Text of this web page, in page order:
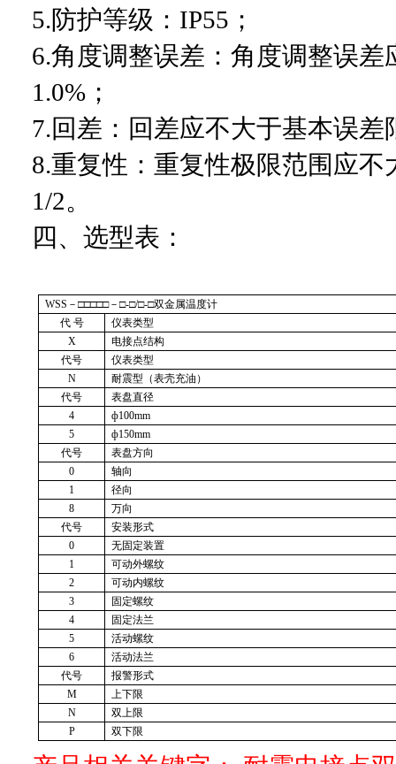
5.防护等级：IP55；
6.角度调整误差：角度调整误差
1.0%；
7.回差：回差应不大于基本误差
8.重复性：重复性极限范围应不
1/2。
四、选型表：
WSS －□□□□□－□-□/□-□双金属温度计
代 号
仪表类型
X
电接点结构
代号
仪表类型
N
耐震型（表壳充油）
代号
表盘直径
4
ф100mm
5
ф150mm
代号
表盘方向
0
轴向
1
径向
8
万向
代号
安装形式
0
无固定装置
1
可动外螺纹
2
可动内螺纹
3
固定螺纹
4
固定法兰
5
活动螺纹
6
活动法兰
代号
报警形式
M
上下限
N
双上限
P
双下限